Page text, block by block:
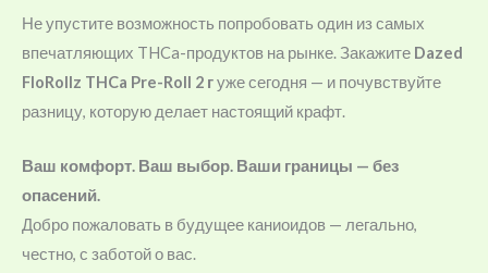
Не упустите возможность попробовать один из самых
впечатляющих THCa-продуктов на рынке. Закажите Dazed
FloRollz THCa Pre-Roll 2 гуже сегодня — и почувствуйте
разницу, которую делает настоящий крафт.
Ваш комфорт. Ваш выбор. Ваши границы — без
опасений.
Добро пожаловать в будущее каниоидов — легально,
честно, с заботой о вас.